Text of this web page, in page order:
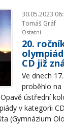
30.05.2023
Tomáš Gráf
Ostatní
20.
CD již
Ve dnech
proběhlo na
ústřední
v kategorii
(Gymnázium